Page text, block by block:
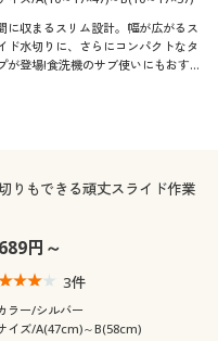
に収まるスリム設計。幅が広がるス
ド水切りに、さらにコンパクトなタ
が登場!食洗機のサブ使いにもおす
りもできる頑丈スライド作業
円～
3件
ラー/シルバー
イズ/A(47cm)～B(58cm)